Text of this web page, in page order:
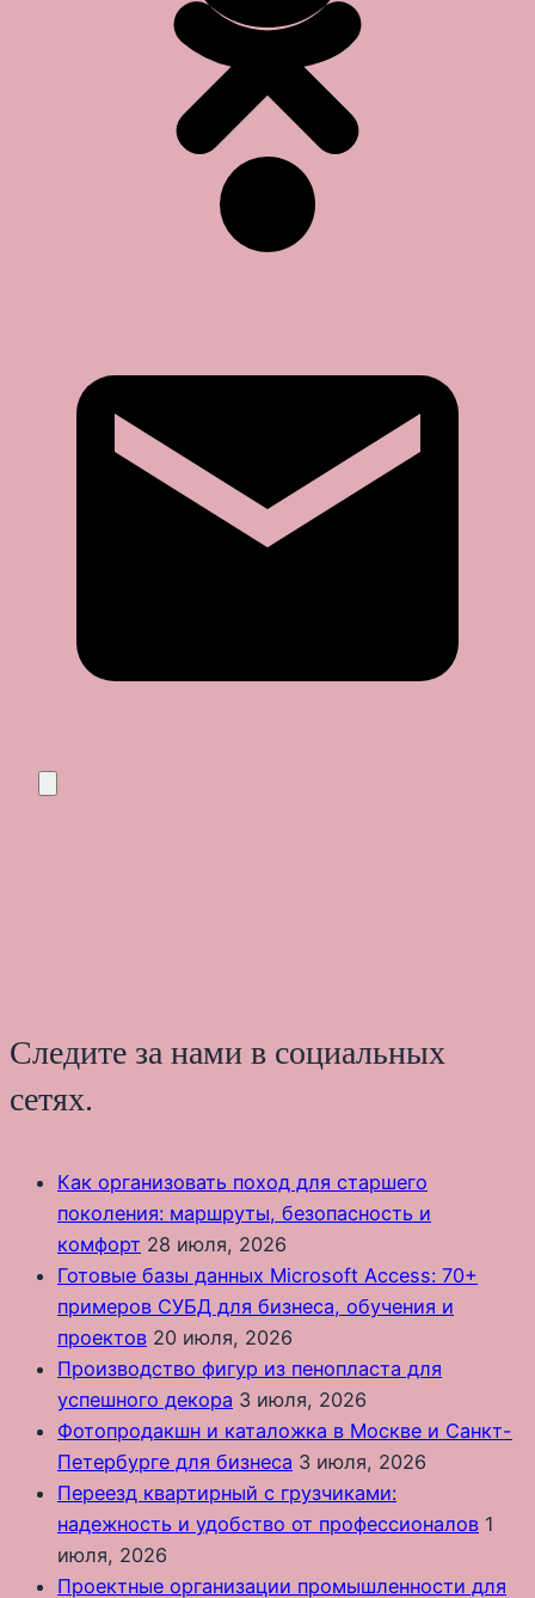
Следите за нами в социальных
сетях.
Как организовать поход для старшего
поколения: маршруты, безопасность и
комфорт 28 июля, 2026
Готовые базы данных Microsoft Access: 70+
примеров СУБД для бизнеса, обучения и
проектов 20 июля, 2026
Производство фигур из пенопласта для
успешного декора 3 июля, 2026
Фотопродакшн и каталожка в Москве и Санкт-
Петербурге для бизнеса 3 июля, 2026
Переезд квартирный с грузчиками:
надежность и удобство от профессионалов 1
июля, 2026
Проектные организации промышленности для